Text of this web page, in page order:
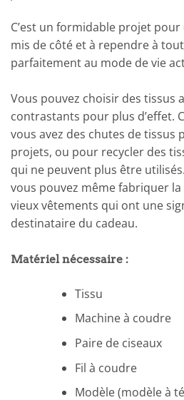
C’est un formidable projet
mis de côté et à rependre à
parfaitement au mode de vie
Vous pouvez choisir des tissus
contrastants pour plus d’effet.
vous avez des chutes de tissus
projets, ou pour recycler des
qui ne peuvent plus être utilisés.
vous pouvez même fabriquer
vieux vêtements qui ont une
destinataire du cadeau.
Matériel nécessaire :
Tissu
Machine à coudre
Paire de ciseaux
Fil à coudre
Modèle (modèle à